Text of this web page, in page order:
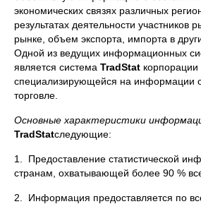
экономических связях различных
результатах деятельности
рынке, объем экспорта, импорта в
Одной из ведущих информационных
является система TradStat корпорации
специализирующейся на информации
торговле.
Основные характеристики
TradStatследующие:
1. Предоставление статистической
странам, охватывающей более 90 %
2. Информация предоставляется по